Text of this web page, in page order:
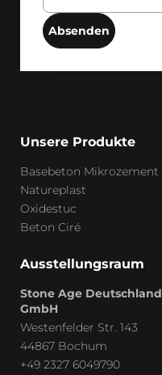
Absenden
Unsere Produkte
Basebeton Mikrozement
Natureplast
Oxidestuc
Beton Ciré
Ausstellungsraum
Stone Age Deutschland
GmbH
Westenfelder Str. 143
44867 Bochum
+49 2327 6049790